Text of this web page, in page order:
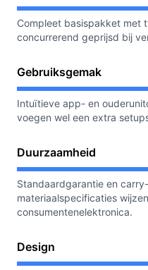
Compleet basispakket met
concurrerend geprijsd bij
Gebruiksgemak
Intuïtieve app- en
voegen wel een extra
Duurzaamheid
Standaardgarantie en
materiaalspecificaties
consumentenelektronica.
Design